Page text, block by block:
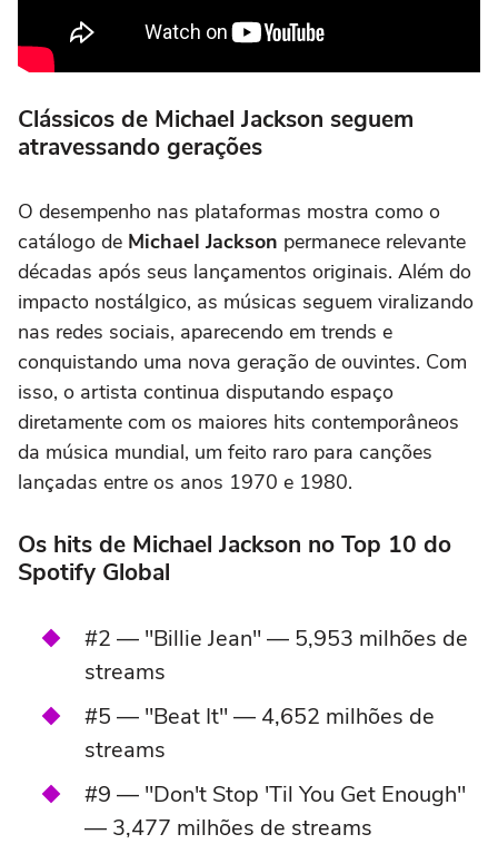
Clássicos de Michael Jackson seguem
atravessando gerações
O desempenho nas plataformas mostra como o
catálogo de Michael Jackson permanece relevante
décadas após seus lançamentos originais. Além do
impacto nostálgico, as músicas seguem viralizando
nas redes sociais, aparecendo em trends e
conquistando uma nova geração de ouvintes. Com
isso, o artista continua disputando espaço
diretamente com os maiores hits contemporâneos
da música mundial, um feito raro para canções
lançadas entre os anos 1970 e 1980.
Os hits de Michael Jackson no Top 10 do
Spotify Global
#2 — "Billie Jean" — 5,953 milhões de
streams
#5 — "Beat It" — 4,652 milhões de
streams
#9 — "Don't Stop 'Til You Get Enough"
— 3,477 milhões de streams